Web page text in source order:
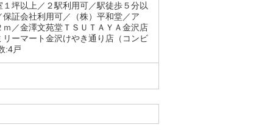
坪以上／２駅利用可／駅徒歩５分以
証会社利用可／（株）平和堂／ア
／金澤文苑堂ＴＳＵＴＡＹＡ金沢店
ーマート金沢けやき通り店（コンビ
:4戸